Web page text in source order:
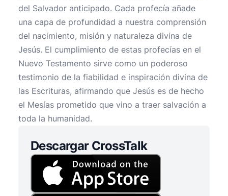
del Salvador anticipado. Cada profecía añade
una capa de profundidad a nuestra comprensión
del nacimiento, misión y naturaleza divina de
Jesús. El cumplimiento de estas profecías en el
Nuevo Testamento sirve como un poderoso
testimonio de la fiabilidad e inspiración divina de
las Escrituras, afirmando que Jesús es de hecho
el Mesías prometido que vino a traer salvación a
toda la humanidad.
Descargar CrossTalk